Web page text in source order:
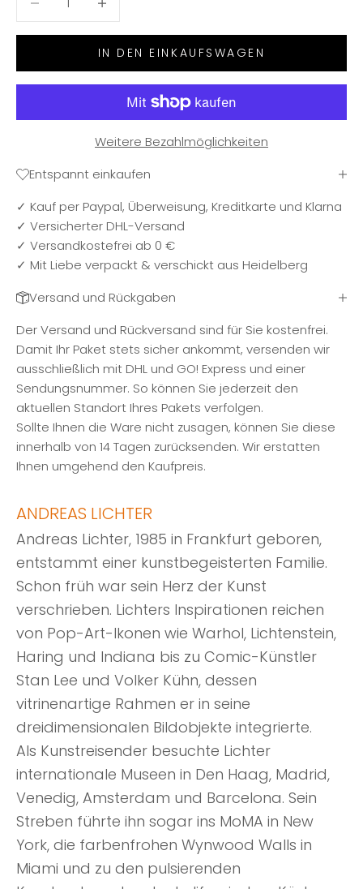
IN DEN EINKAUFSWAGEN
Weitere Bezahlmöglichkeiten
Entspannt einkaufen
✓ Kauf per Paypal, Überweisung, Kreditkarte und Klarna
✓ Versicherter DHL-Versand
✓ Versandkostefrei ab 0 €
✓ Mit Liebe verpackt & verschickt aus Heidelberg
Versand und Rückgaben
Der Versand und Rückversand sind für Sie kostenfrei.
Damit Ihr Paket stets sicher ankommt, versenden wir
ausschließlich mit DHL und GO! Express und einer
Sendungsnummer. So können Sie jederzeit den
aktuellen Standort Ihres Pakets verfolgen.
Sollte Ihnen die Ware nicht zusagen, können Sie diese
innerhalb von 14 Tagen zurücksenden. Wir erstatten
Ihnen umgehend den Kaufpreis.
ANDREAS LICHTER
Andreas Lichter, 1985 in Frankfurt geboren,
entstammt einer kunstbegeisterten Familie.
Schon früh war sein Herz der Kunst
verschrieben. Lichters Inspirationen reichen
von Pop-Art-Ikonen wie Warhol, Lichtenstein,
Haring und Indiana bis zu Comic-Künstler
Stan Lee und Volker Kühn, dessen
vitrinenartige Rahmen er in seine
dreidimensionalen Bildobjekte integrierte.
Als Kunstreisender besuchte Lichter
internationale Museen in Den Haag, Madrid,
Venedig, Amsterdam und Barcelona. Sein
Streben führte ihn sogar ins MoMA in New
York, die farbenfrohen Wynwood Walls in
Miami und zu den pulsierenden